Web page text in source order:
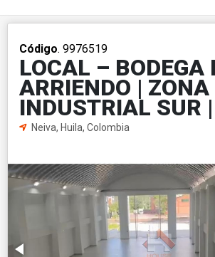
Código. 9976519
LOCAL – BODEGA
ARRIENDO | ZONA
INDUSTRIAL SUR
Neiva, Huila, Colombia